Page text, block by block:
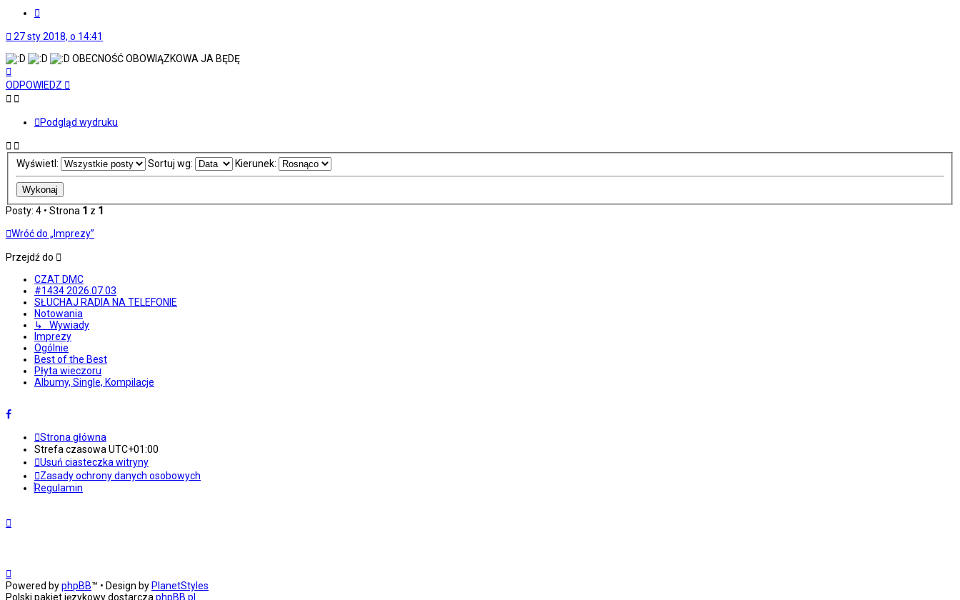
27 sty 2018, o 14:41
OBECNOŚĆ OBOWIĄZKOWA JA BĘDĘ
górę
ODPOWIEDZ
Podgląd wydruku
Wyświetl: Sortuj wg: Kierunek:
Posty: 4 • Strona 1 z 1
Wróć do „Imprezy”
Przejdź do
CZAT DMC
#1434 2026.07.03
SŁUCHAJ RADIA NA TELEFONIE
Notowania
↳ Wywiady
Imprezy
Ogólnie
Best of the Best
Płyta wieczoru
Albumy, Single, Kompilacje
Strona główna
Strefa czasowa UTC+01:00
Usuń ciasteczka witryny
Zasady ochrony danych osobowych
Regulamin
Powered byphpBB™ • Design by PlanetStyles
Polski pakiet językowy dostarcza phpBB.pl